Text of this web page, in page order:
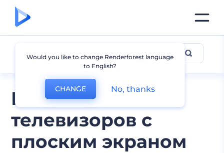
Мокапы
телевизоров с
плоским экраном
Мокапы телевизоров
Would you like to change Renderforest language
to English?
CHANGE No, thanks